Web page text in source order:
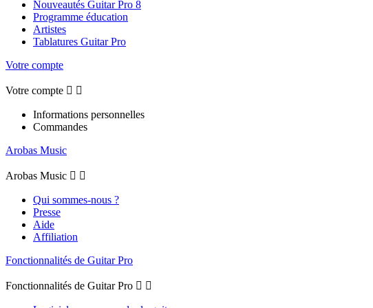
Nouveautés Guitar Pro 8
Programme éducation
Artistes
Tablatures Guitar Pro
Votre compte
Votre compte  
Informations personnelles
Commandes
Arobas Music
Arobas Music  
Qui sommes-nous ?
Presse
Aide
Affiliation
Fonctionnalités de Guitar Pro
Fonctionnalités de Guitar Pro  